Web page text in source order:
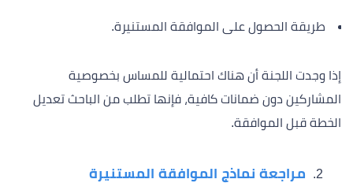
طريقة الحصول على الموافقة المستنيرة.
إذا وجدت اللجنة أن هناك احتمالية للمساس بخصوصية
المشاركين دون ضمانات كافية، فإنها تطلب من الباحث تعديل
الخطة قبل الموافقة.
مراجعة نماذج الموافقة المستنيرة